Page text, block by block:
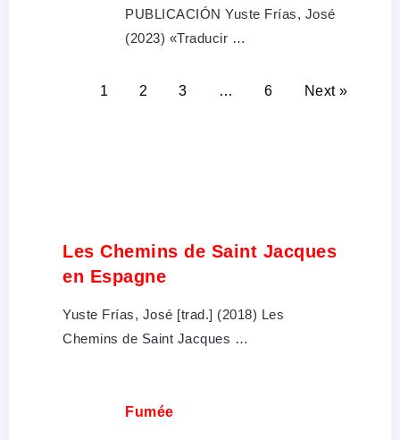
PUBLICACIÓN Yuste Frías, José
(2023) «Traducir …
1 2 3 … 6 Next »
Les Chemins de Saint Jacques
en Espagne
Yuste Frías, José [trad.] (2018) Les
Chemins de Saint Jacques …
Fumée